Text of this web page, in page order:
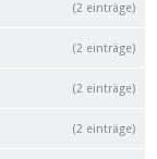
(2 einträge)
(2 einträge)
(2 einträge)
(2 einträge)